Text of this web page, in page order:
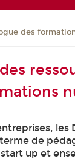
des
les
de
up et